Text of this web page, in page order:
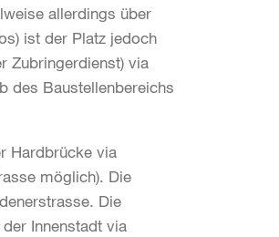
allerdings über
ist der Platz jedoch
Zubringerdienst) via
des Baustellenbereichs
Hardbrücke via
möglich). Die
Die
Innenstadt via